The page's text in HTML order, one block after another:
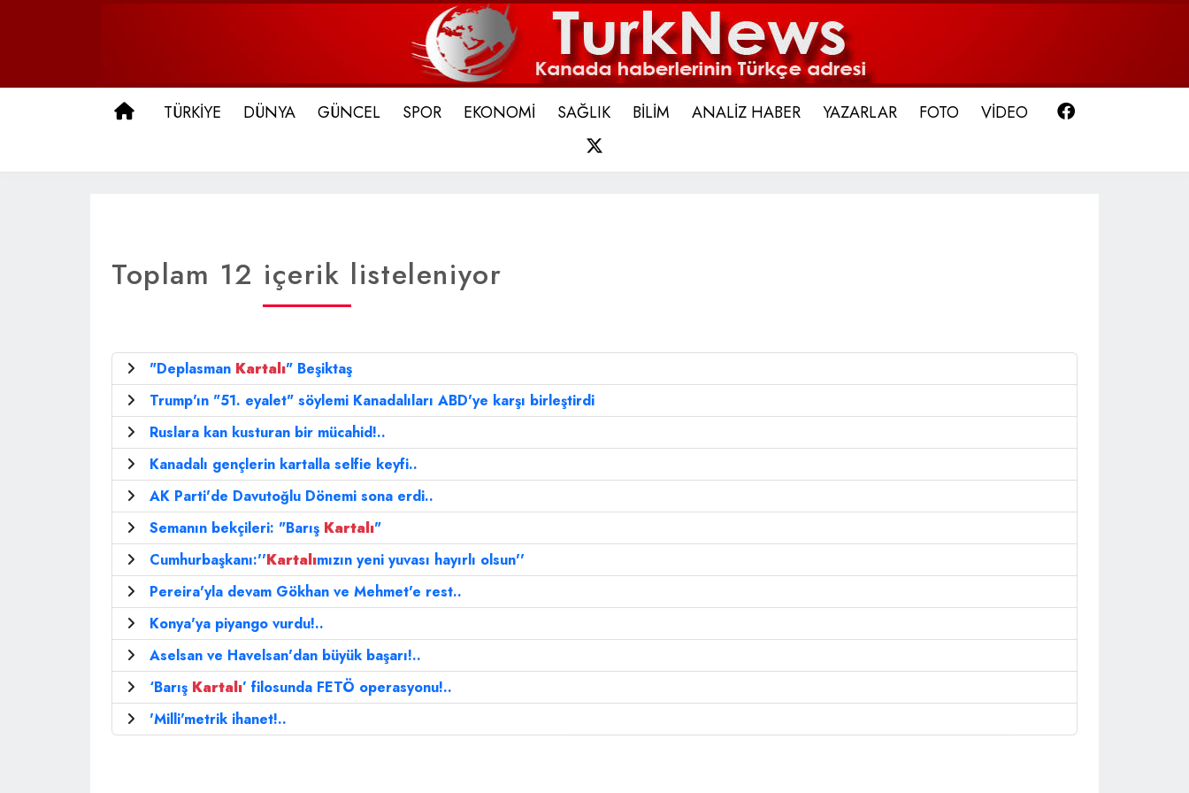
ANA SAYFA
TÜRKİYE DÜNYA GÜNCEL SPOR EKONOMİ SAĞLIK BİLİM ANALİZ HABER YAZARLAR FOTO VİDEO
Toplam 12 içerik listeleniyor
"Deplasman Kartalı" Beşiktaş
Trump'ın "51. eyalet" söylemi Kanadalıları ABD'ye karşı birleştirdi
Ruslara kan kusturan bir mücahid!..
Kanadalı gençlerin kartalla selfie keyfi..
AK Parti'de Davutoğlu Dönemi sona erdi..
Semanın bekçileri: "Barış Kartalı"
Cumhurbaşkanı:''Kartalımızın yeni yuvası hayırlı olsun''
Pereira'yla devam Gökhan ve Mehmet'e rest..
Konya'ya piyango vurdu!..
Aselsan ve Havelsan'dan büyük başarı!..
‘Barış Kartalı’ filosunda FETÖ operasyonu!..
'Milli'metrik ihanet!..